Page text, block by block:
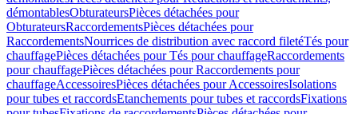
démontablesObturateursPièces détachées pour
ObturateursRaccordementsPièces détachées pour
RaccordementsNourrices de distribution avec raccord filetéTés pour
chauffagePièces détachées pour Tés pour chauffageRaccordements
pour chauffagePièces détachées pour Raccordements pour
chauffageAccessoiresPièces détachées pour AccessoiresIsolations
pour tubes et raccordsEtanchements pour tubes et raccordsFixations